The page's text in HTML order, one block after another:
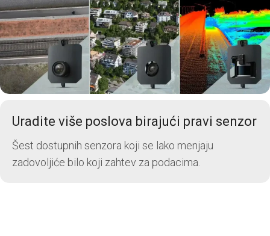
Uradite više poslova birajući pravi senzor
Šest dostupnih senzora koji se lako menjaju
zadovoljiće bilo koji zahtev za podacima.